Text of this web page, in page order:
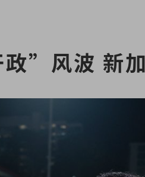
”风波 新加